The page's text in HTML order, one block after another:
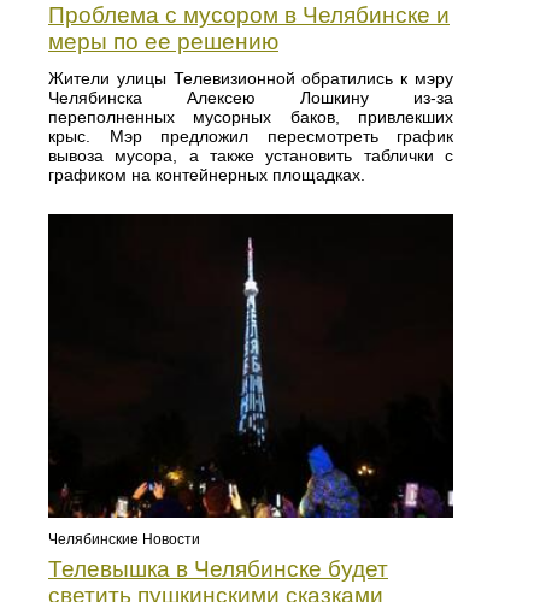
Проблема с мусором в Челябинске и
меры по ее решению
Жители улицы Телевизионной обратились к мэру
Челябинска Алексею Лошкину из-за
переполненных мусорных баков, привлекших
крыс. Мэр предложил пересмотреть график
вывоза мусора, а также установить таблички с
графиком на контейнерных площадках.
Челябинские Новости
Телевышка в Челябинске будет
светить пушкинскими сказками